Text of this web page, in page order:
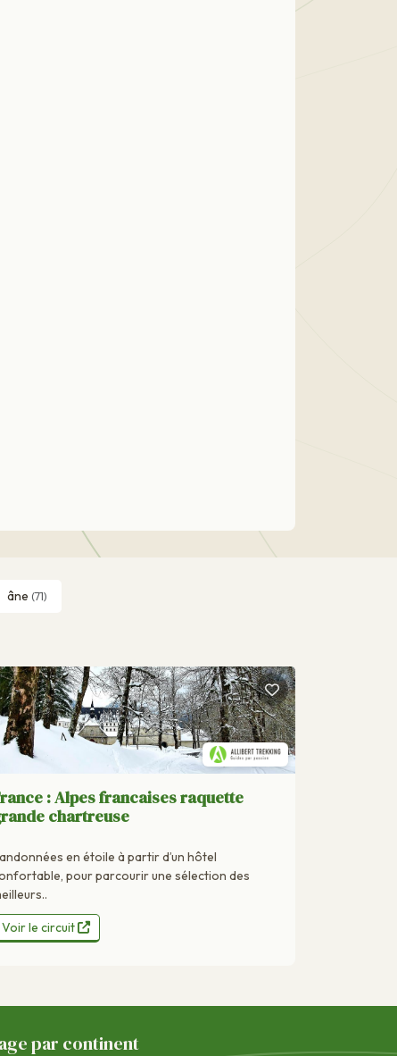
âne (71)
: Alpes francaises raquette
chartreuse
en étoile à partir d’un hôtel
pour parcourir une sélection des
Voir le circuit
par continent